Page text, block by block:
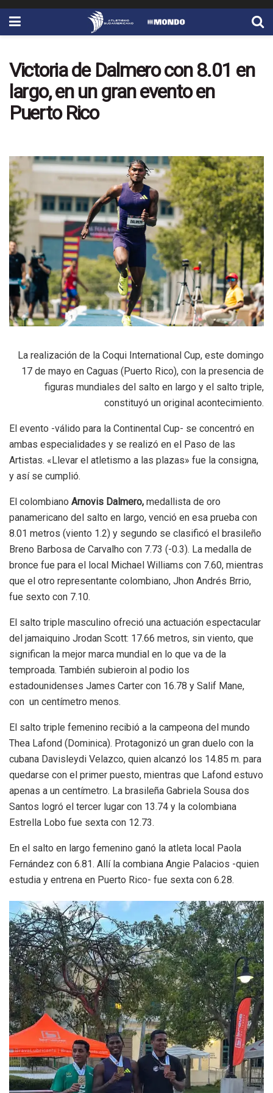
Victoria de Dalmero con 8.01 en
largo, en un gran evento en
Puerto Rico
La realización de la Coqui International Cup, este domingo
17 de mayo en Caguas (Puerto Rico), con la presencia de
figuras mundiales del salto en largo y el salto triple,
constituyó un original acontecimiento.
El evento -válido para la Continental Cup- se concentró en
ambas especialidades y se realizó en el Paso de las
Artistas. «Llevar el atletismo a las plazas» fue la consigna,
y así se cumplió.
El colombiano Arnovis Dalmero, medallista de oro
panamericano del salto en largo, venció en esa prueba con
8.01 metros (viento 1.2) y segundo se clasificó el brasileño
Breno Barbosa de Carvalho con 7.73 (-0.3). La medalla de
bronce fue para el local Michael Williams con 7.60, mientras
que el otro representante colombiano, Jhon Andrés Brrio,
fue sexto con 7.10.
El salto triple masculino ofreció una actuación espectacular
del jamaiquino Jrodan Scott: 17.66 metros, sin viento, que
significan la mejor marca mundial en lo que va de la
temproada. También subieroin al podio los
estadounidenses James Carter con 16.78 y Salif Mane,
con un centímetro menos.
El salto triple femenino recibió a la campeona del mundo
Thea Lafond (Dominica). Protagonizó un gran duelo con la
cubana Davisleydi Velazco, quien alcanzó los 14.85 m. para
quedarse con el primer puesto, mientras que Lafond estuvo
apenas a un centímetro. La brasileña Gabriela Sousa dos
Santos logró el tercer lugar con 13.74 y la colombiana
Estrella Lobo fue sexta con 12.73.
En el salto en largo femenino ganó la atleta local Paola
Fernández con 6.81. Allí la combiana Angie Palacios -quien
estudia y entrena en Puerto Rico- fue sexta con 6.28.